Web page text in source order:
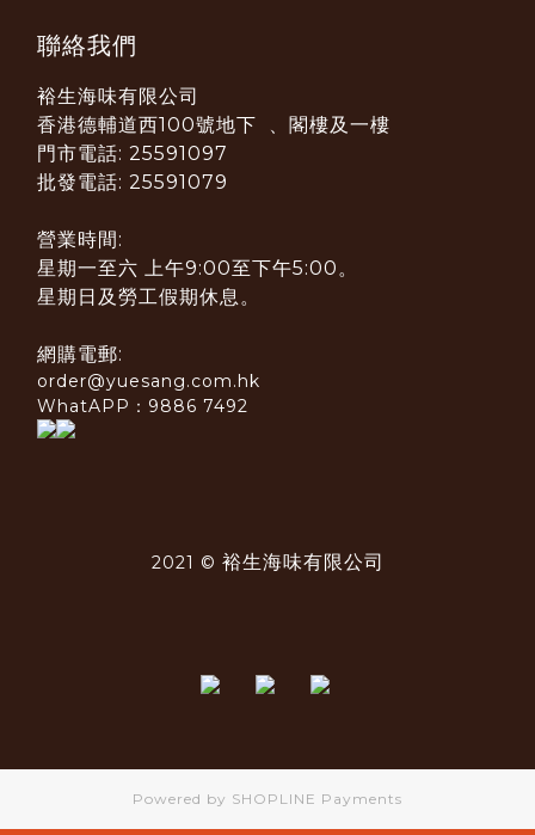
聯絡我們
裕生海味有限公司
香港德輔道西100號地下 、閣樓及一樓
門市電話: 25591097
批發電話: 25591079
營業時間:
星期一至六 上午9:00至下午5:00。
星期日及勞工假期休息。
網購電郵:
order@yuesang.com.hk
WhatAPP：9886 7492
2021 © 裕生海味有限公司
Powered by SHOPLINE Payments